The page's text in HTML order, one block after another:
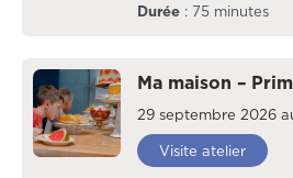
Durée : 75 minutes
Ma maison –
29 septembre 2026
Visite atelier